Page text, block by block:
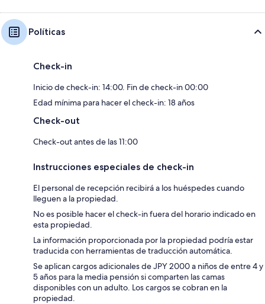
Políticas
Check-in
Inicio de check-in: 14:00. Fin de check-in 00:00
Edad mínima para hacer el check-in: 18 años
Check-out
Check-out antes de las 11:00
Instrucciones especiales de check-in
El personal de recepción recibirá a los huéspedes cuando
lleguen a la propiedad.
No es posible hacer el check-in fuera del horario indicado en
esta propiedad.
La información proporcionada por la propiedad podría estar
traducida con herramientas de traducción automática.
Se aplican cargos adicionales de JPY 2000 a niños de entre 4 y
5 años para la media pensión si comparten las camas
disponibles con un adulto. Los cargos se cobran en la
propiedad.